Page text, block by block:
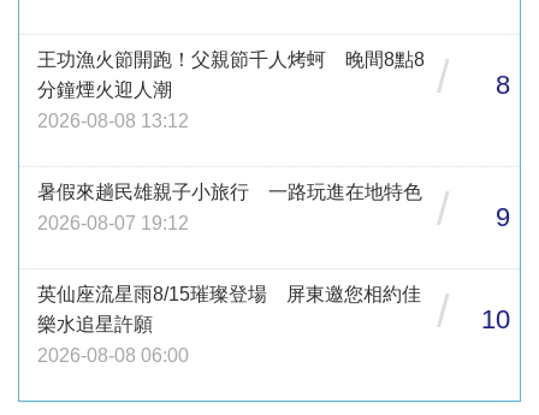
王功漁火節開跑！父親節千人烤蚵 晚間8點8
分鐘煙火迎人潮
2026-08-08 13:12
/ 8
暑假來趟民雄親子小旅行 一路玩進在地特色
2026-08-07 19:12
/ 9
英仙座流星雨8/15璀璨登場 屏東邀您相約佳
樂水追星許願
2026-08-08 06:00
/ 10